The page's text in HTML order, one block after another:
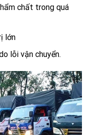
chất trong quá
lớn
lỗi vận chuyển.